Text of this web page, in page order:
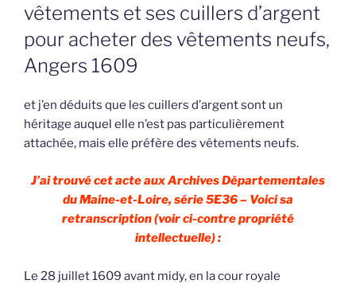
vêtements et ses cuillers d’argent
pour acheter des vêtements neufs,
Angers 1609
et j’en déduits que les cuillers d’argent sont un
héritage auquel elle n’est pas particulièrement
attachée, mais elle préfère des vêtements neufs.
J’ai trouvé cet acte aux Archives Départementales
du Maine-et-Loire, série 5E36 – Voici sa
retranscription (voir ci-contre propriété
intellectuelle) :
Le 28 juillet 1609 avant midy, en la cour royale